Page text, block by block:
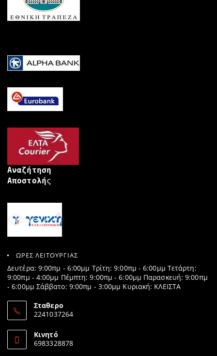
Αναζήτηση
Αποστολής
ΩΡΕΣ ΛΕΙΤΟΥΡΓΙΑΣ
Δευτέρα: 9:00πμ - 6:00μμ Τρίτη: 9:00πμ - 6:00μμ Τετάρτη:
9:00πμ - 4:00μμ Πέμπτη: 9:00πμ - 6:00μμ Παρασκευή: 9:00πμ
- 6:00μμ Σάββατο: 9:00πμ - 3:00μμ Κυριακή: ΚΛΕΙΣΤΑ
Σταθερο
2241037264
in
your
Κινητό
6983328878